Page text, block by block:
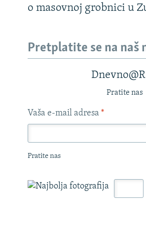
o masovnoj grobnici u
Pretplatite se na naš
Pratite nas
Vaša e-mail adresa *
Pratite nas